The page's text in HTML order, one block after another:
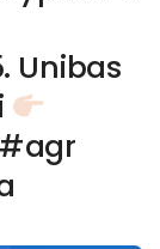
Unibas